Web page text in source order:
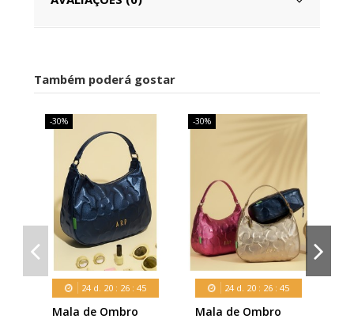
Também poderá gostar
-30%
24d. 20: 26: 45
Mala de Ombro
-30%
24d. 20 : 26 :45
Mala de Ombro